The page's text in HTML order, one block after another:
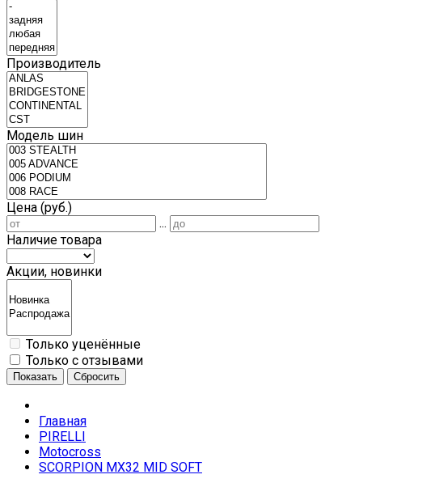
Производитель
Модель шин
Цена (руб.)
...
Наличие товара
Акции, новинки
Только уценённые
Только с отзывами
Показать Сбросить
Главная
PIRELLI
Motocross
SCORPION MX32 MID SOFT